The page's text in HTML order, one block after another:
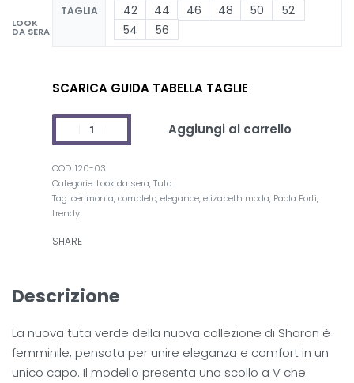
LOOK
DA SERA
TAGLIA 42 44 46 48 50
52
54
56
SCARICA GUIDA TABELLA TAGLIE
Aggiungi al carrello
120-03
Categorie: Look da sera,Tuta
Tag:cerimonia,completo,elegance,elizabeth moda, Paola Forti,
trendy
SHARE
Descrizione
La nuova tuta verde della nuova collezione di Sharon è
femminile, pensata per unire eleganza e comfort in un
unico capo. Il modello presenta uno scollo a V che